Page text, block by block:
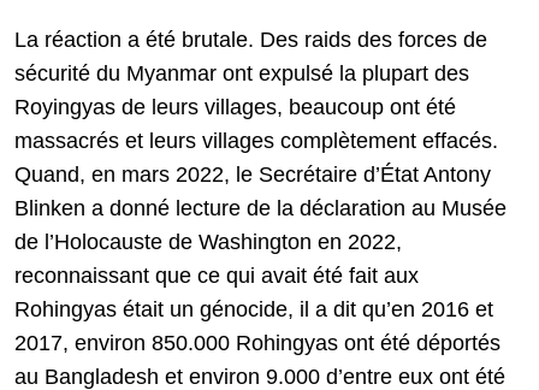
La réaction a été brutale. Des raids des forces de
sécurité du Myanmar ont expulsé la plupart des
Royingyas de leurs villages, beaucoup ont été
massacrés et leurs villages complètement effacés.
Quand, en mars 2022, le Secrétaire d’État Antony
Blinken a donné lecture de la déclaration au Musée
de l’Holocauste de Washington en 2022,
reconnaissant que ce qui avait été fait aux
Rohingyas était un génocide, il a dit qu’en 2016 et
2017, environ 850.000 Rohingyas ont été déportés
au Bangladesh et environ 9.000 d’entre eux ont été